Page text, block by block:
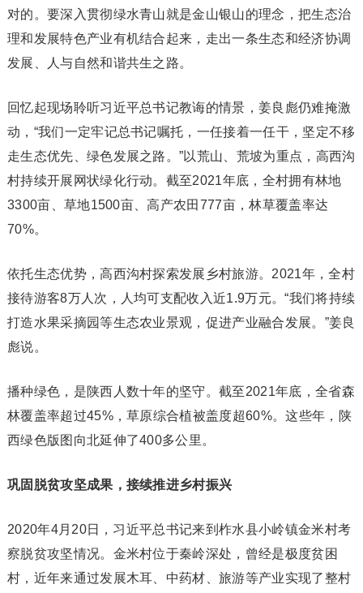
对的。要深入贯彻绿水青山就是金山银山的理念，把生态治
理和发展特色产业有机结合起来，走出一条生态和经济协调
发展、人与自然和谐共生之路。
回忆起现场聆听习近平总书记教诲的情景，姜良彪仍难掩激
动，“我们一定牢记总书记嘱托，一任接着一任干，坚定不移
走生态优先、绿色发展之路。”以荒山、荒坡为重点，高西沟
村持续开展网状绿化行动。截至2021年底，全村拥有林地
3300亩、草地1500亩、高产农田777亩，林草覆盖率达
70%。
依托生态优势，高西沟村探索发展乡村旅游。2021年，全村
接待游客8万人次，人均可支配收入近1.9万元。“我们将持续
打造水果采摘园等生态农业景观，促进产业融合发展。”姜良
彪说。
播种绿色，是陕西人数十年的坚守。截至2021年底，全省森
林覆盖率超过45%，草原综合植被盖度超60%。这些年，陕
西绿色版图向北延伸了400多公里。
巩固脱贫攻坚成果，接续推进乡村振兴
2020年4月20日，习近平总书记来到柞水县小岭镇金米村考
察脱贫攻坚情况。金米村位于秦岭深处，曾经是极度贫困
村，近年来通过发展木耳、中药材、旅游等产业实现了整村